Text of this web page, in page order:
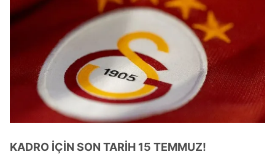
KADRO İÇİN SON TARİH 15 TEMMUZ!